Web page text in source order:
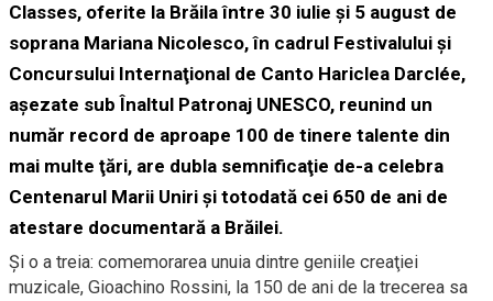
Classes, oferite la Brăila între 30 iulie şi 5 august de
soprana Mariana Nicolesco, în cadrul Festivalului şi
Concursului Internaţional de Canto Hariclea Darclée,
aşezate sub Înaltul Patronaj UNESCO, reunind un
număr record de aproape 100 de tinere talente din
mai multe ţări, are dubla semnificaţie de-a celebra
Centenarul Marii Uniri şi totodată cei 650 de ani de
atestare documentară a Brăilei.
Şi o a treia: comemorarea unuia dintre geniile creaţiei
muzicale, Gioachino Rossini, la 150 de ani de la trecerea sa